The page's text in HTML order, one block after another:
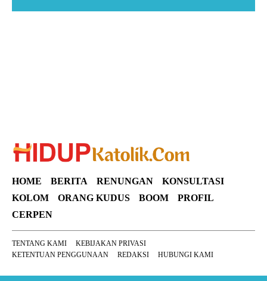
HOME BERITA RENUNGAN
KONSULTASI
KOLOM
ORANG KUDUS BOOM
PROFIL
CERPEN
TENTANG KAMI
KEBIJAKAN PRIVASI
KETENTUAN PENGGUNAAN
REDAKSI HUBUNGI KAMI